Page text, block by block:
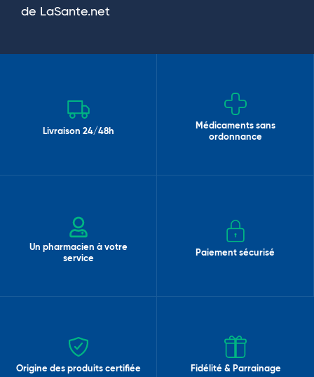
de LaSante.net
Livraison 24/48h
Médicaments sans
ordonnance
Un pharmacien à votre
service
Paiement sécurisé
Origine des produits certifiée Fidélité & Parrainage